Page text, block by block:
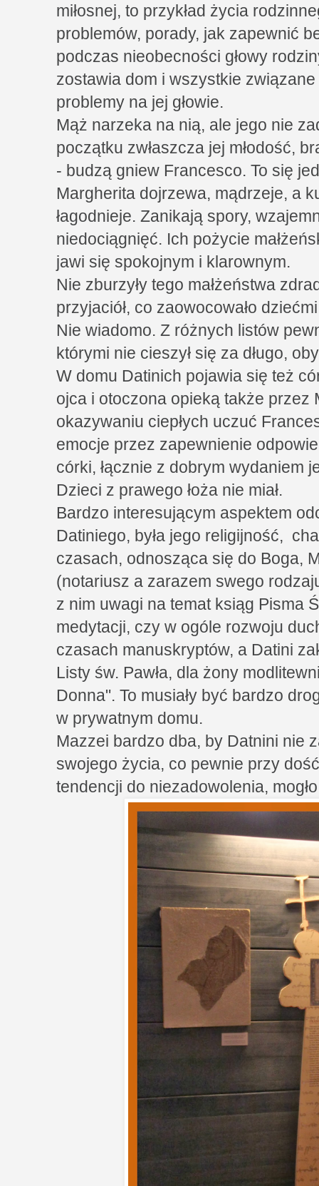
miłosnej, to przykład życia
problemów, porady, jak zapewnić
podczas nieobecności głowy
zostawia dom i wszystkie
problemy na jej głowie.
Mąż narzeka na nią, ale jego nie
początku zwłaszcza jej młodość,
- budzą gniew Francesco. To się
Margherita dojrzewa, mądrzeje, a
łagodnieje. Zanikają spory,
niedociągnięć. Ich pożycie
jawi się spokojnym i klarownym.
Nie zburzyły tego małżeństwa
przyjaciół, co zaowocowało
Nie wiadomo. Z różnych listów
którymi nie cieszył się za długo,
W domu Datinich pojawia się też
ojca i otoczona opieką także przez
okazywaniu ciepłych uczuć
emocje przez zapewnienie
córki, łącznie z dobrym wydaniem
Dzieci z prawego łoża nie miał.
Bardzo interesującym aspektem
Datiniego, była jego religijność,
czasach, odnosząca się do Boga,
(notariusz a zarazem swego
z nim uwagi na temat ksiąg Pisma
medytacji, czy w ogóle rozwoju
czasach manuskryptów, a Datini
Listy św. Pawła, dla żony
Donna". To musiały być bardzo
w prywatnym domu.
Mazzei bardzo dba, by Datnini nie
swojego życia, co pewnie przy
tendencji do niezadowolenia,